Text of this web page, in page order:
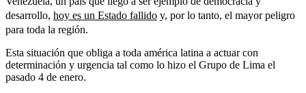
desarrollo, hoy es un Estado fallido y, por lo tanto, el mayor peligro
para toda la región.
Esta situación que obliga a toda américa latina a actuar con
determinación y urgencia tal como lo hizo el Grupo de Lima el
pasado 4 de enero.